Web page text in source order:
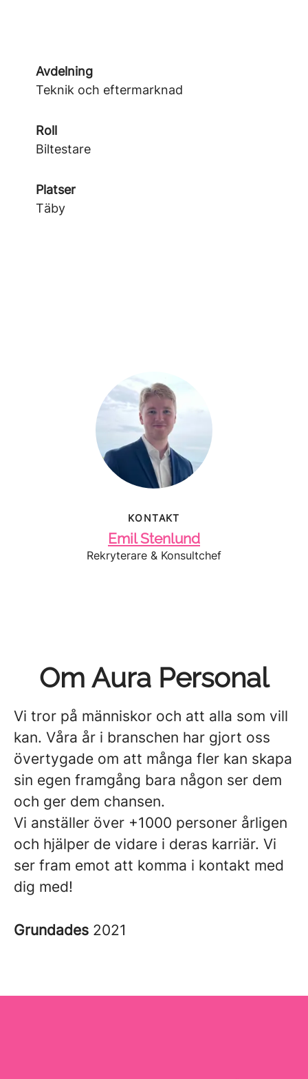
Avdelning
Teknik och eftermarknad
Roll
Biltestare
Platser
Täby
KONTAKT
Emil Stenlund
Rekryterare & Konsultchef
Om Aura Personal
Vi tror på människor och att alla som vill
kan. Våra år i branschen har gjort oss
övertygade om att många fler kan skapa
sin egen framgång bara någon ser dem
och ger dem chansen.
Vi anställer över +1000 personer årligen
och hjälper de vidare i deras karriär. Vi
ser fram emot att komma i kontakt med
dig med!
Grundades 2021